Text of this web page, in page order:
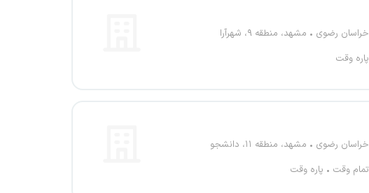
خراسان رضوی
مشهد، منطقه ۹، شهرآرا
پاره وقت
خراسان رضوی
مشهد، منطقه ۱۱، دانشجو
تمام وقت
پاره وقت